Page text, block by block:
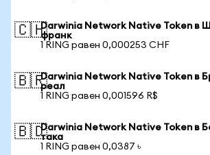
🇨🇭Darwinia Network Native Token в
франк
1 RING равен 0,000253 CHF
🇧🇷Darwinia Network Native Token в
реал
1 RING равен 0,001596 R$
🇧🇩Darwinia Network Native Token в
така
1 RING равен 0,0387 ৳